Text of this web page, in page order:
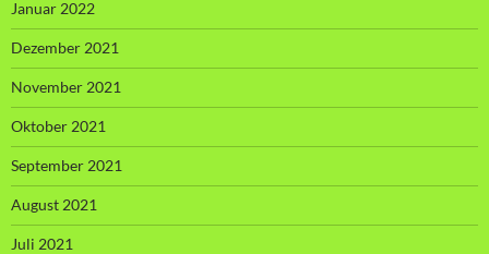
Januar 2022
Dezember 2021
November 2021
Oktober 2021
September 2021
August 2021
Juli 2021